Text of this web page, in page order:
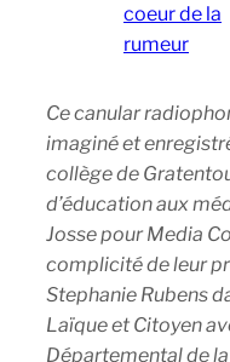
coeur de la
rumeur
Ce canular
imaginé et
collège de
d’éducation aux
Josse pour Media
complicité de leur
Stephanie Rubens
Laïque et Citoyen
Départemental de